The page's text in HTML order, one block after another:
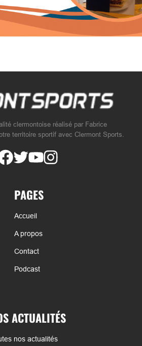
clermontoise réalisé par Fabrice
territoire sportif avec Clermont Sports.
PAGES
Accueil
A propos
Contact
Podcast
ACTUALITÉS
nos actualités